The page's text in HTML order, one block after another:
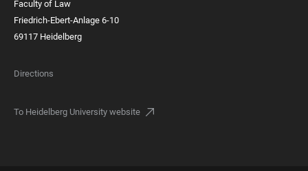
Faculty of Law
Friedrich-Ebert-Anlage 6-10
69117 Heidelberg
Directions
To Heidelberg University website